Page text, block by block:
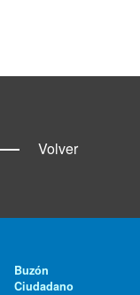
Volver
Buzón
Ciudadano